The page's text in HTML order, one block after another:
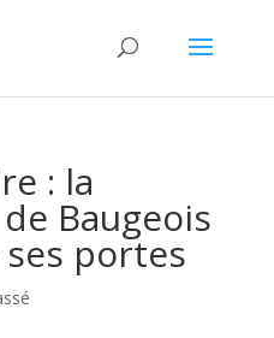
: la
Baugeois
portes